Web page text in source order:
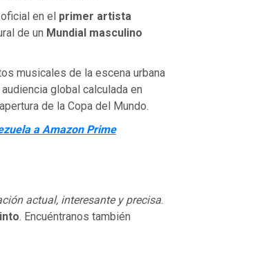
en elprimer artista
de un Mundial masculino
musicales de la escena urbana
global calculada en
de la Copa del Mundo.
a Amazon Prime
actual, interesante y precisa.
. Encuéntranos también